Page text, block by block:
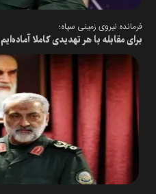
فرمانده نیروی زمینی سپاه؛
برای مقابله با هر تهدیدی کاملا آماده‌ایم